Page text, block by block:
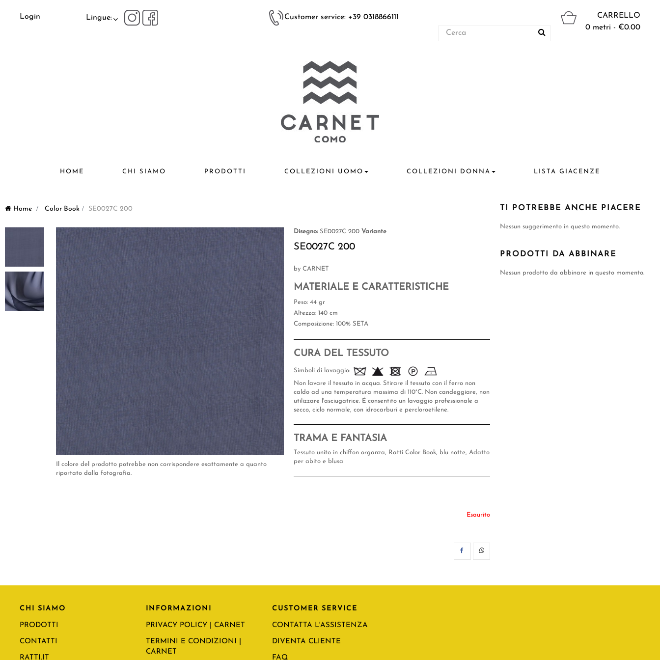
Login Lingue: Customer service: +39 0318866111
CARRELLO
0 metri - €0.00
HOME CHI SIAMO PRODOTTI COLLEZIONI UOMO COLLEZIONI DONNA LISTA GIACENZE
Home > Color Book > SE0027C 200
Il colore del prodotto potrebbe non corrispondere esattamente a quanto
riportato dalla fotografia.
Disegno: SE0027C 200 Variante
SE0027C 200
by CARNET
MATERIALE E CARATTERISTICHE
Peso: 44 gr
Altezza: 140 cm
Composizione: 100% SETA
CURA DEL TESSUTO
Simboli di lavaggio:
Non lavare il tessuto in acqua. Stirare il tessuto con il ferro non
caldo ad una temperatura massima di 110°C. Non candeggiare, non
utilizzare l'asciugatrice. É consentito un lavaggio professionale a
secco, ciclo normale, con idrocarburi e percloroetilene.
TRAMA E FANTASIA
Tessuto unito in chiffon organza, Ratti Color Book, blu notte, Adatto
per abito e blusa
Esaurito
CONDIVIDI
TI POTREBBE ANCHE PIACERE
Nessun suggerimento in questo momento.
PRODOTTI DA ABBINARE
Nessun prodotto da abbinare in questo momento.
CHI SIAMO
PRODOTTI
CONTATTI
RATTI.IT
INFORMAZIONI
PRIVACY POLICY | CARNET
TERMINI E CONDIZIONI |
CARNET
CUSTOMER SERVICE
CONTATTA L'ASSISTENZA
DIVENTA CLIENTE
FAQ